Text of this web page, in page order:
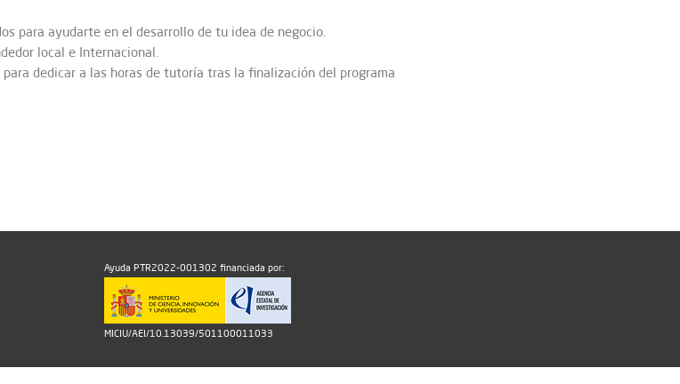
para ayudarte en el desarrollo de tu idea de negocio.
local e Internacional.
dedicar a las horas de tutoría tras la finalización del programa
Ayuda PTR2022-001302 financiada por:
MICIU/AEI/10.13039/501100011033